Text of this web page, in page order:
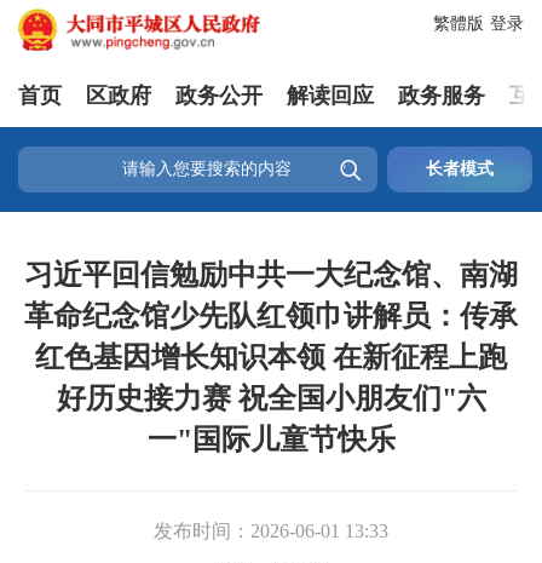
登录
繁體版
首页 区政府 政务公开 解读回应 政务服务 互
 长者模式
习近平回信勉励中共一大纪念馆、南湖
革命纪念馆少先队红领巾讲解员：传承
红色基因增长知识本领 在新征程上跑
好历史接力赛 祝全国小朋友们"六
一"国际儿童节快乐
发布时间： 2026-06-01 13:33